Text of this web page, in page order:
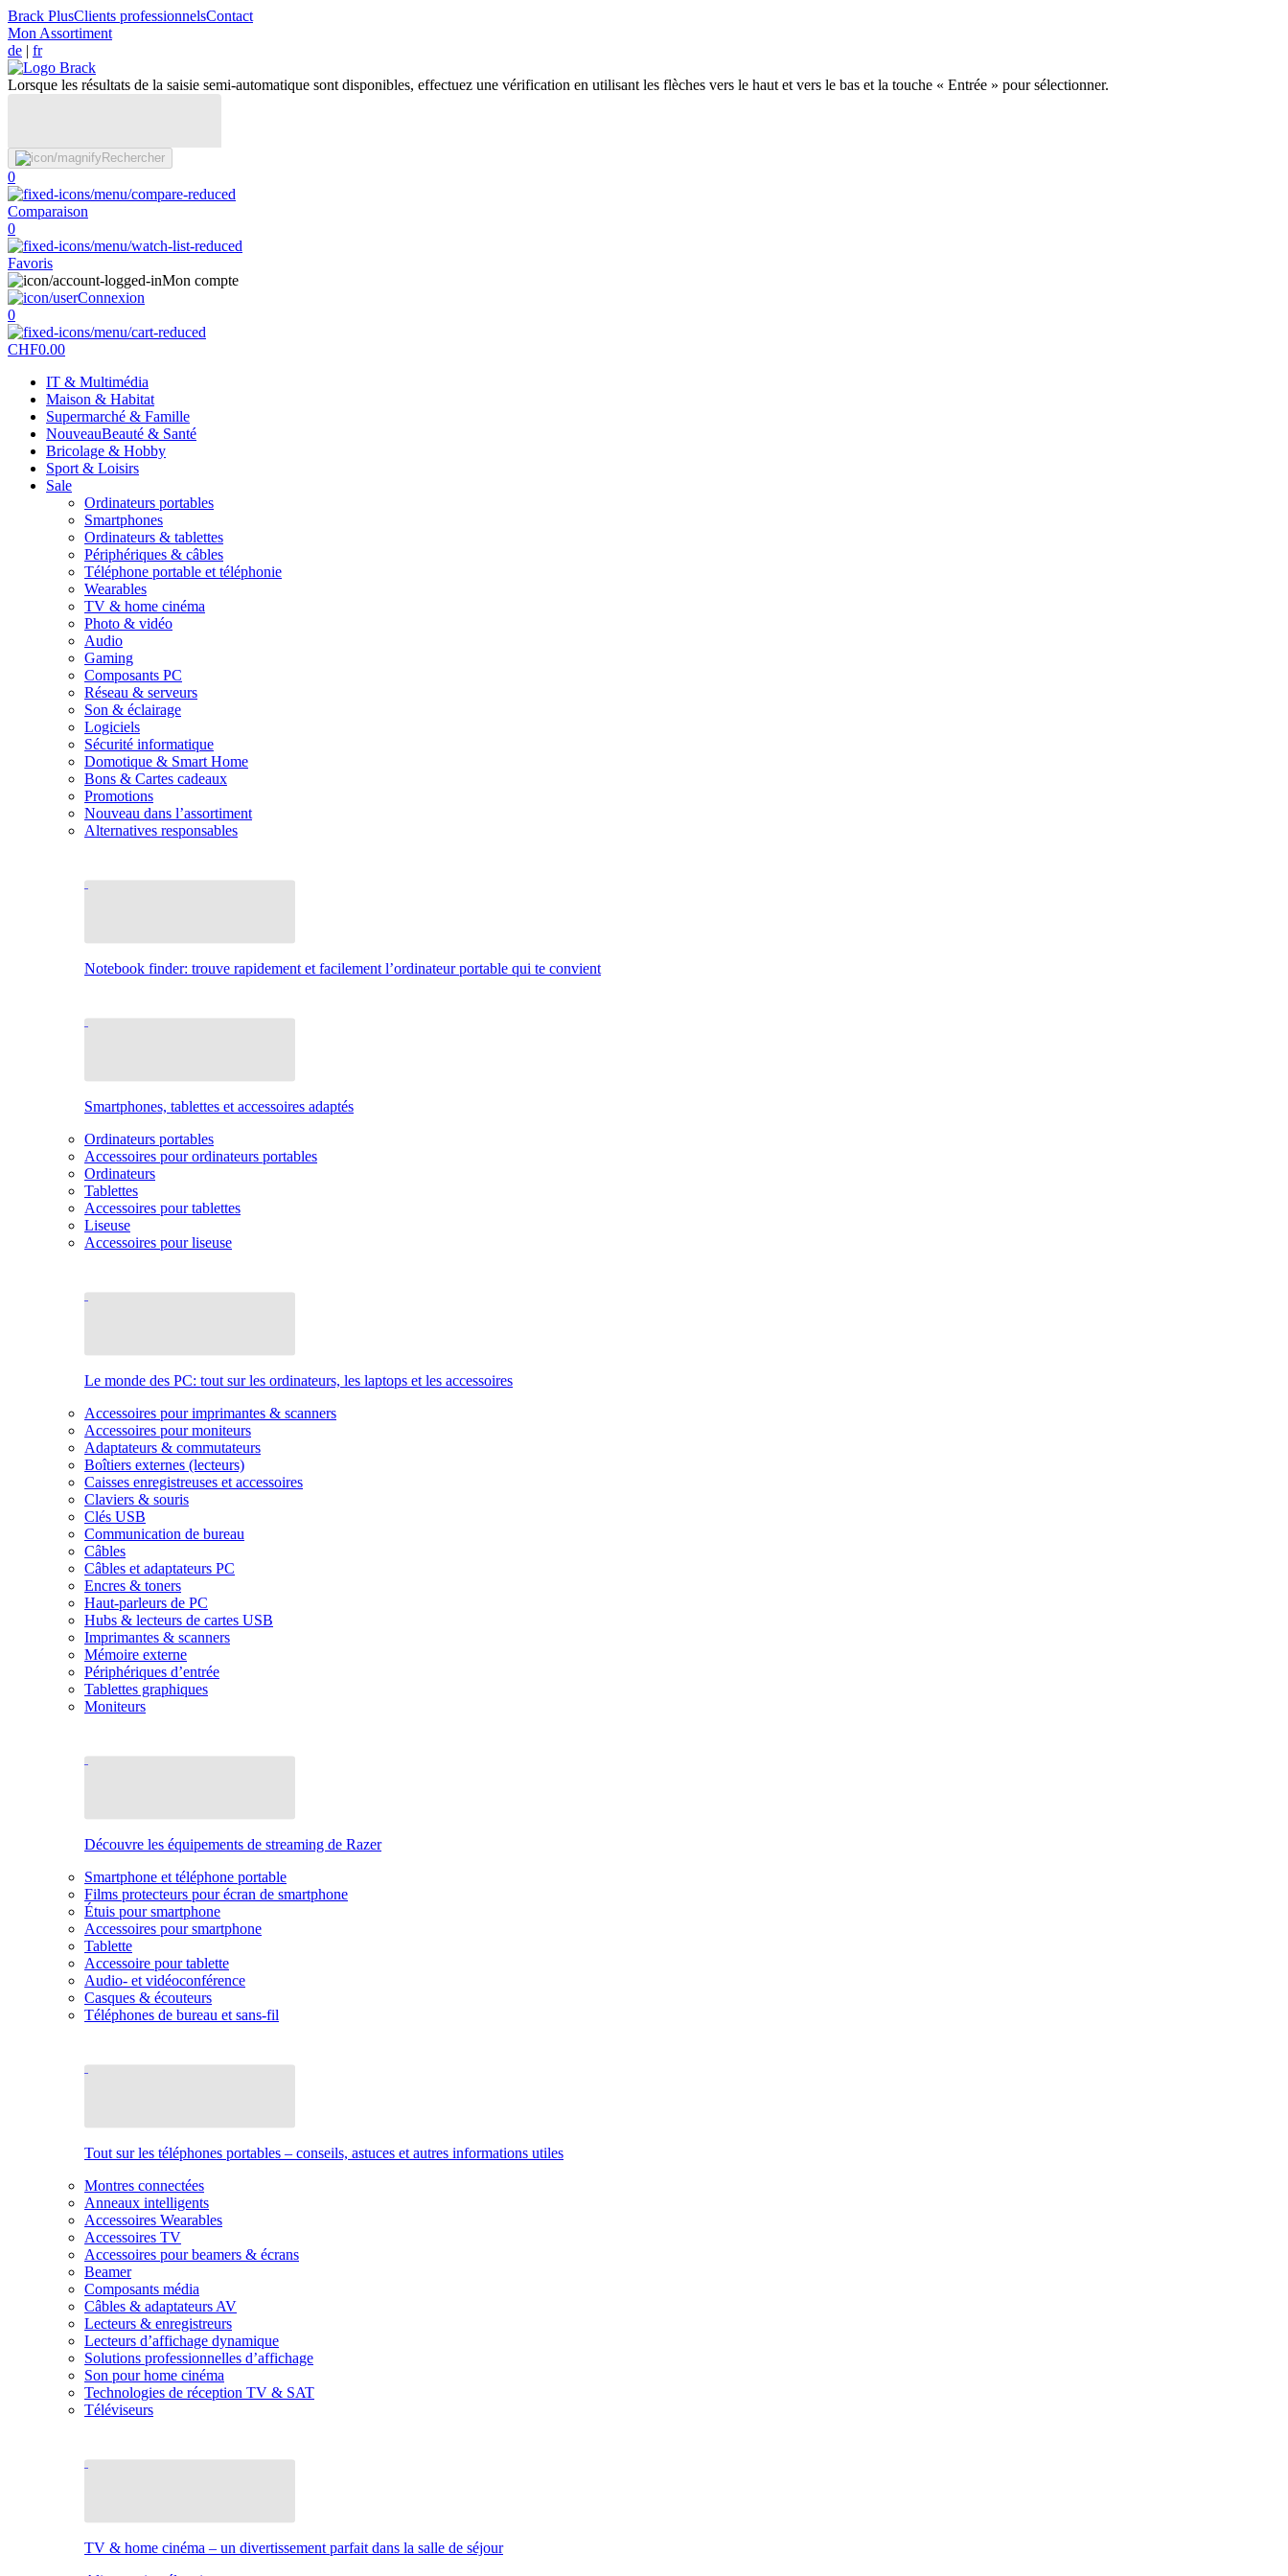
Brack PlusClients professionnelsContact
Mon Assortiment
de | fr
Lorsque les résultats de la saisie semi-automatique sont disponibles, effectuez une vérification en utilisant les flèches vers le haut et vers le bas et la touche « Entrée » pour sélectionner.
Rechercher
0
Comparaison
0
Favoris
Mon compte
Connexion
0
CHF0.00
IT & Multimédia
Maison & Habitat
Supermarché & Famille
NouveauBeauté & Santé
Bricolage & Hobby
Sport & Loisirs
Sale
Ordinateurs portables
Smartphones
Ordinateurs & tablettes
Périphériques & câbles
Téléphone portable et téléphonie
Wearables
TV & home cinéma
Photo & vidéo
Audio
Gaming
Composants PC
Réseau & serveurs
Son & éclairage
Logiciels
Sécurité informatique
Domotique & Smart Home
Bons & Cartes cadeaux
Promotions
Nouveau dans l’assortiment
Alternatives responsables
Notebook finder: trouve rapidement et facilement l’ordinateur portable qui te convient
Smartphones, tablettes et accessoires adaptés
Ordinateurs portables
Accessoires pour ordinateurs portables
Ordinateurs
Tablettes
Accessoires pour tablettes
Liseuse
Accessoires pour liseuse
Le monde des PC: tout sur les ordinateurs, les laptops et les accessoires
Accessoires pour imprimantes & scanners
Accessoires pour moniteurs
Adaptateurs & commutateurs
Boîtiers externes (lecteurs)
Caisses enregistreuses et accessoires
Claviers & souris
Clés USB
Communication de bureau
Câbles
Câbles et adaptateurs PC
Encres & toners
Haut-parleurs de PC
Hubs & lecteurs de cartes USB
Imprimantes & scanners
Mémoire externe
Périphériques d’entrée
Tablettes graphiques
Moniteurs
Découvre les équipements de streaming de Razer
Smartphone et téléphone portable
Films protecteurs pour écran de smartphone
Étuis pour smartphone
Accessoires pour smartphone
Tablette
Accessoire pour tablette
Audio- et vidéoconférence
Casques & écouteurs
Téléphones de bureau et sans-fil
Tout sur les téléphones portables – conseils, astuces et autres informations utiles
Montres connectées
Anneaux intelligents
Accessoires Wearables
Accessoires TV
Accessoires pour beamers & écrans
Beamer
Composants média
Câbles & adaptateurs AV
Lecteurs & enregistreurs
Lecteurs d’affichage dynamique
Solutions professionnelles d’affichage
Son pour home cinéma
Technologies de réception TV & SAT
Téléviseurs
TV & home cinéma – un divertissement parfait dans la salle de séjour